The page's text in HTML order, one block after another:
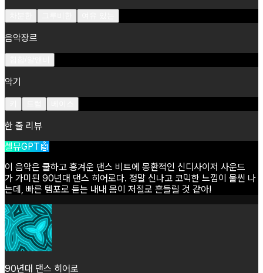
음악장르
악기
한 줄 리뷰
셀뮤GPT🤖
이 음악은 쿨하고 흥겨운 댄스 비트에 몽환적인 신디사이저 사운드
가 가미된 90년대 댄스 히어로다. 정말 신나고 코믹한 느낌이 물씬 나
는데, 빠른 템포로 듣는 내내 몸이 저절로 흔들릴 것 같아!
90년대 댄스 히어로